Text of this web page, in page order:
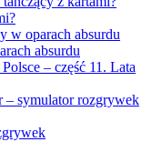
w oparach absurdu
absurdu
– część 11. Lata
– symulator rozgrywek